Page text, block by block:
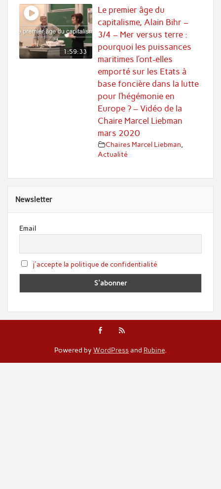
1:59:33
Le premier âge du
capitalisme, Alain Bihr –
3/4 – Mer versus terre :
pourquoi les puissances
maritimes l’ont-elles
emporté sur les Etats à
base foncière dans la lutte
pour l’hégémonie en
Europe ? – Vidéo de la
Chaire Marcel Liebman
mars 2020
Chaires Marcel Liebman,
Actualité
Newsletter
Email
j'accepte la politique de confidentialité
Powered by WordPressand Rubine